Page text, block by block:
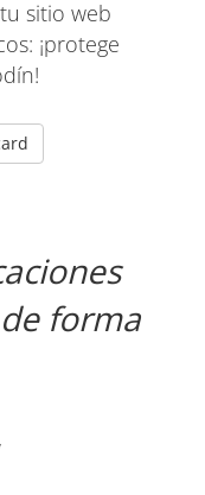
sitio web
¡protege
forma